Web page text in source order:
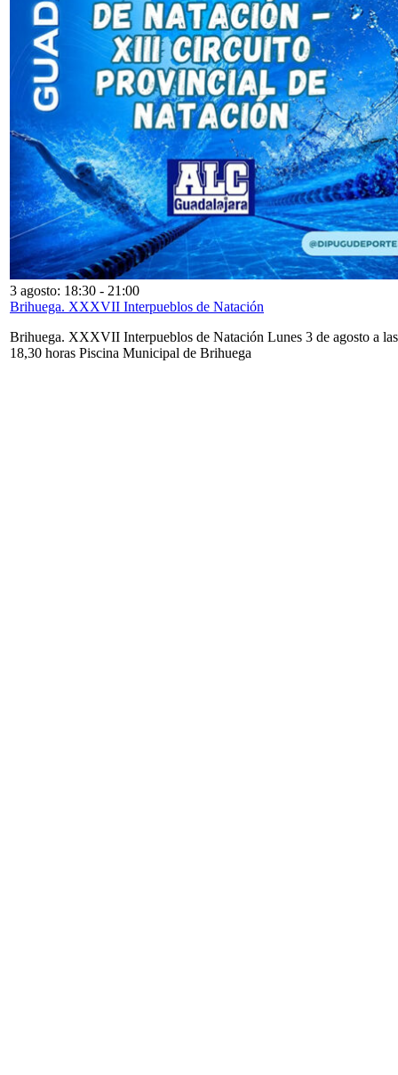
3 agosto: 18:30 - 21:00
Brihuega. XXXVII Interpueblos de Natación
Brihuega. XXXVII Interpueblos de Natación Lunes 3 de agosto a las
18,30 horas Piscina Municipal de Brihuega